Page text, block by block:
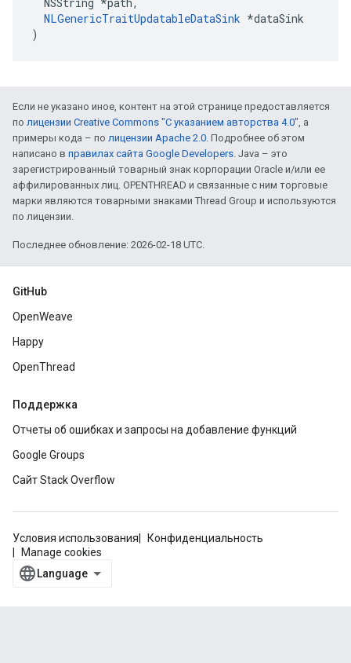
NLGenericTraitUpdatableDataSink *dataSink
)
Если не указано иное, контент на этой странице предоставляется
по лицензии Creative Commons "С указанием авторства 4.0", а
примеры кода – по лицензии Apache 2.0. Подробнее об этом
написано в правилах сайта Google Developers. Java – это
зарегистрированный товарный знак корпорации Oracle и/или ее
аффилированных лиц. OPENTHREAD и связанные с ним торговые
марки являются товарными знаками Thread Group и используются
по лицензии.
Последнее обновление: 2026-02-18 UTC.
GitHub
OpenWeave
Happy
OpenThread
Поддержка
Отчеты об ошибках и запросы на добавление функций
Google Groups
Сайт Stack Overflow
Условия использования
Конфиденциальность
Manage cookies